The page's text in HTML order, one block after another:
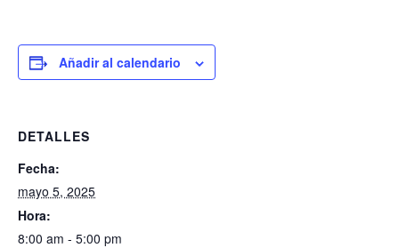
Añadir al calendario
DETALLES
Fecha:
mayo 5, 2025
Hora:
8:00 am - 5:00 pm